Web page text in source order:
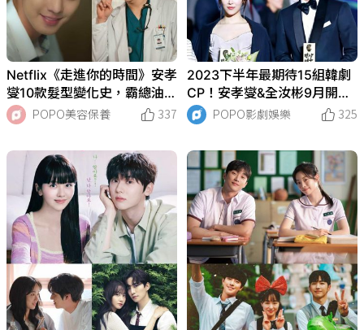
Netflix《走進你的時間》安孝
燮10款髮型變化史，霸總油
頭、韓式碎蓋頭、鍋蓋紋理
燙...，完美詮釋換個髮型換張
POPO美容保養 337
2023下半年最期待15組韓劇
CP！安孝燮&全汝彬9月開
播，孔劉搭徐玄振上演19禁，
車銀優、宋江新劇確定！
POPO影劇娛樂 325